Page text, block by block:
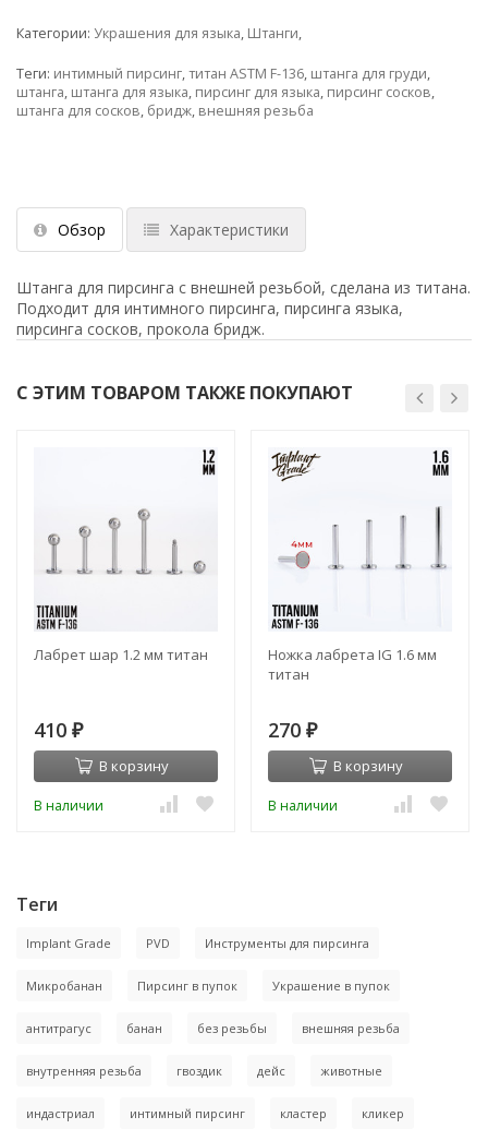
Категории: Украшения для языка, Штанги,
Теги: интимный пирсинг,титан ASTM F-136, штанга для груди,
штанга, штанга для языка, пирсинг для языка, пирсинг сосков,
штанга для сосков, бридж, внешняя резьба
Обзор Характеристики
Штанга для пирсинга с внешней резьбой, сделана из титана.
Подходит для интимного пирсинга, пирсинга языка,
пирсинга сосков, прокола бридж.
С ЭТИМ ТОВАРОМ ТАКЖЕ ПОКУПАЮТ
Лабрет шар 1.2 мм титан
410 ₽
В корзину
В наличии
Ножка лабрета IG 1.6 мм
титан
270 ₽
В корзину
В наличии
Теги
Implant Grade PVD Инструменты для пирсинга
Микробанан Пирсинг в пупок Украшение в пупок
антитрагус банан без резьбы внешняя резьба
внутренняя резьба гвоздик дейс животные
индастриал интимный пирсинг кластер кликер